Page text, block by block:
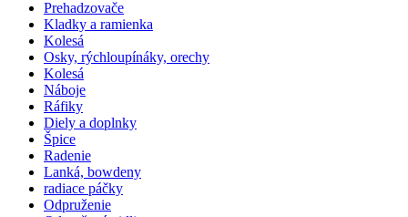
Prehadzovače
Kladky a ramienka
Kolesá
Osky, rýchloupínáky, orechy
Kolesá
Náboje
Ráfiky
Diely a doplnky
Špice
Radenie
Lanká, bowdeny
radiace páčky
Odpruženie